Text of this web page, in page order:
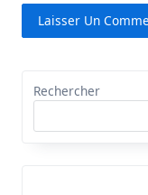
Rechercher